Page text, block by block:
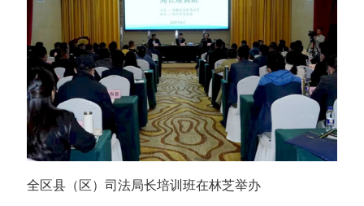
全区县（区）司法局长培训班在林芝举办